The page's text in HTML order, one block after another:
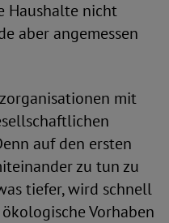
Haushalte nicht
aber angemessen
mit
auf den ersten
zu tun zu
tiefer, wird schnell
Vorhaben